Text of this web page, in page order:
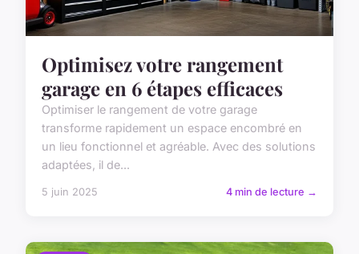
Optimisez votre rangement
garage en 6 étapes efficaces
Optimiser le rangement de votre garage
transforme rapidement un espace encombré en
un lieu fonctionnel et agréable. Avec des solutions
adaptées, il de...
5 juin 2025 4 min de lecture →